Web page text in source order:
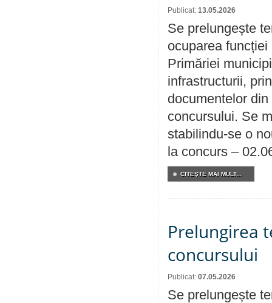
Publicat: 13.05.2026
Se prelungește
ocuparea
Primăriei
infrastructurii,
documentelor
concursului. Se
stabilindu-se o
la concurs –
CITEŞTE MAI MULT...
Prelungirea
concursului
Publicat: 07.05.2026
Se prelungește